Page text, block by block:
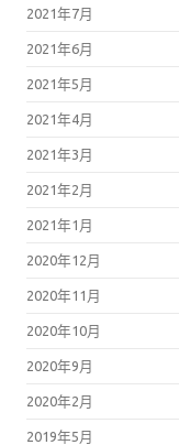
2021年7月
2021年6月
2021年5月
2021年4月
2021年3月
2021年2月
2021年1月
2020年12月
2020年11月
2020年10月
2020年9月
2020年2月
2019年5月